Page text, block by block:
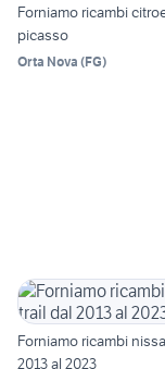
Forniamo ricambi
picasso
Orta Nova (FG)
Forniamo ricambi
2013 al 2023